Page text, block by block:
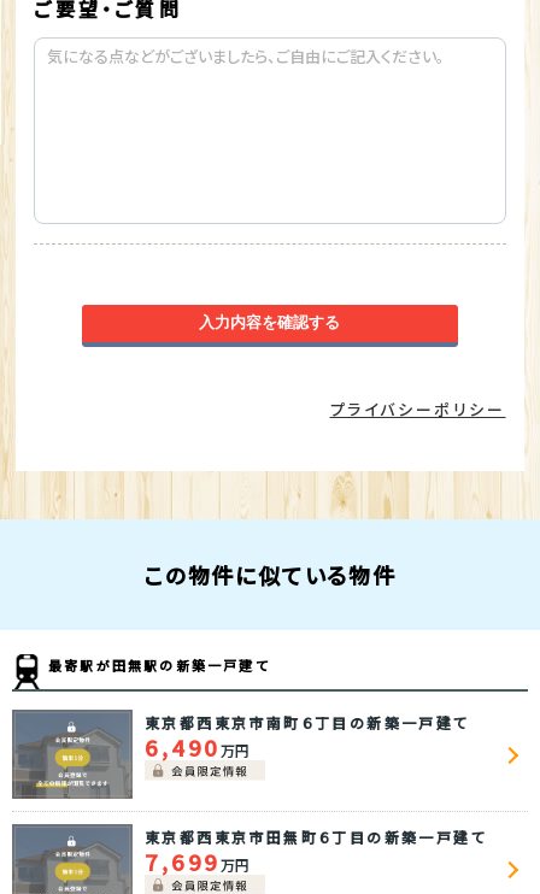
ご要望・ご質問
入力内容を確認する
プライバシーポリシー
この物件に似ている物件
最寄駅が田無駅の新築一戸建て
東京都西東京市南町６丁目の新築一戸建て
6,490万円
東京都西東京市田無町６丁目の新築一戸建て
7,699万円